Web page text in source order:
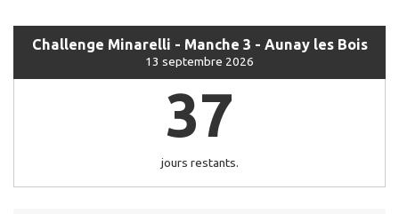
Challenge Minarelli - Manche 3 - Aunay les Bois
13 septembre 2026
37
jours restants.